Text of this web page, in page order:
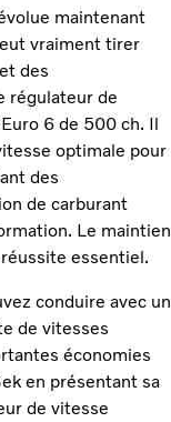
maintenant
vraiment tirer
des
régulateur de
6 de 500 ch. Il
optimale pour
des
de carburant
Le maintien
essentiel.
conduire avec un
de vitesses
économies
en présentant sa
de vitesse